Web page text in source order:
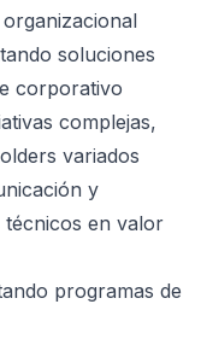
soluciones
corporativo
complejas,
variados
y
en valor
programas de